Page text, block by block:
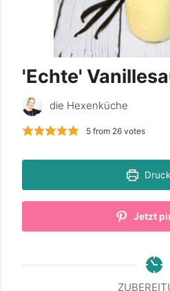
'Echte'
die Hexenküche
5from 26votes
Jetzt